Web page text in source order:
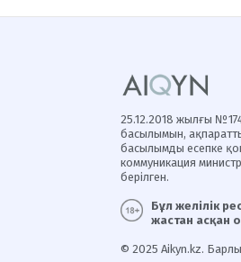
25.12.2018 жылғы
басылымын,
басылымды есепке
коммуникация
берілген.
Бұл желілік
жастан асқан
© 2025 Aikyn.kz.